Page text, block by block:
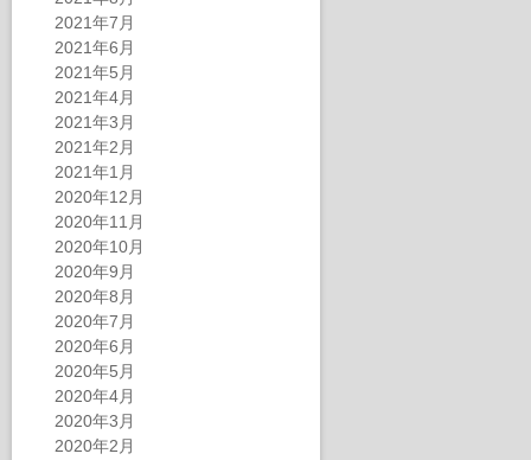
2021年7月
2021年6月
2021年5月
2021年4月
2021年3月
2021年2月
2021年1月
2020年12月
2020年11月
2020年10月
2020年9月
2020年8月
2020年7月
2020年6月
2020年5月
2020年4月
2020年3月
2020年2月